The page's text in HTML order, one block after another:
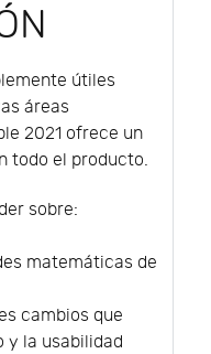
útiles
áreas
2021 ofrece un
todo el producto.
sobre:
matemáticas de
cambios que
y la usabilidad